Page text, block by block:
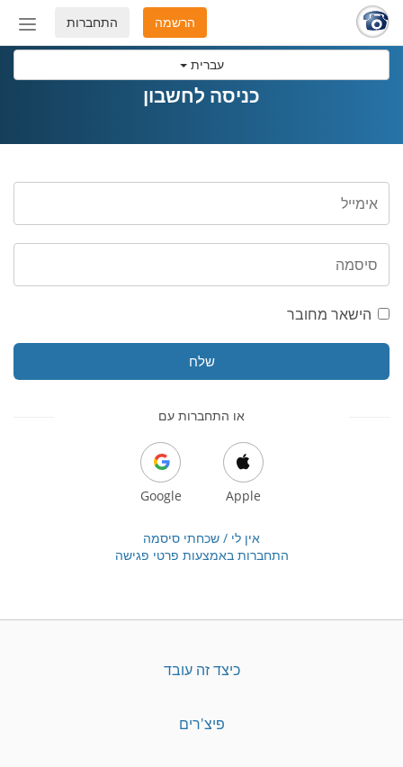
עברית
מצב
התחברות הרשמה
כניסה לחשבון
הישאר מחובר
שלח
או התחברות עם
Apple
Google
אין לי / שכחתי סיסמה
התחברות באמצעות פרטי פגישה
כיצד זה עובד
פיצ'רים